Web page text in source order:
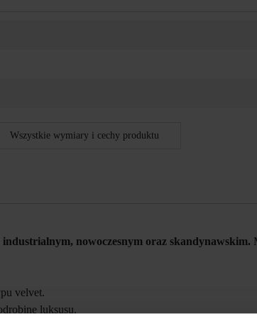
Wszystkie wymiary i cechy produktu
industrialnym, nowoczesnym oraz skandynawskim.
velvet.
luksusu.